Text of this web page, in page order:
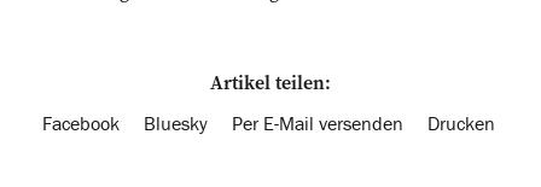
Artikel teilen:
Facebook Bluesky Per E-Mail versenden Drucken